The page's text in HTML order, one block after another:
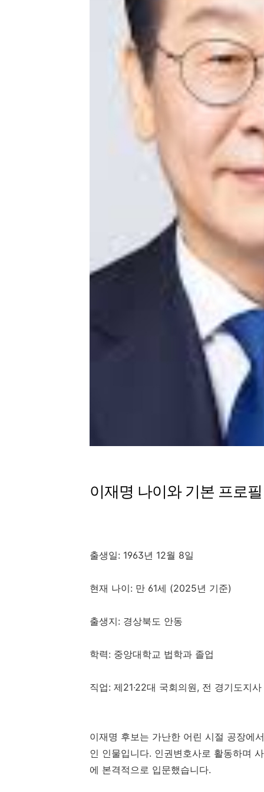
이재명 나이와 기본 프로필
출생일: 1963년 12월 8일
현재 나이: 만 61세 (2025년 기준)
출생지: 경상북도 안동
학력: 중앙대학교 법학과 졸업
직업: 제21·22대 국회의원, 전 경기도지사
이재명 후보는 가난한 어린 시절 공장에
인 인물입니다. 인권변호사로 활동하며
에 본격적으로 입문했습니다.